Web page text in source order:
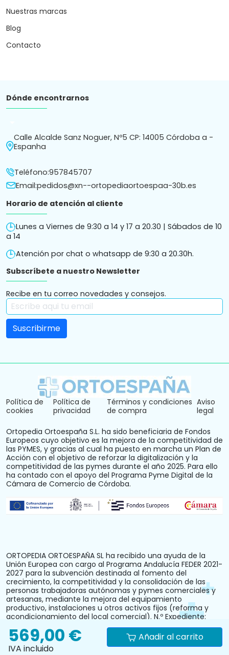
Nuestras marcas
Blog
Contacto
Dónde encontrarnos
Calle Alcalde Sanz Noguer, Nº5 CP: 14005 Córdoba a -
Espanha
Teléfono:957845707
Email:pedidos@xn--ortopediaortoespaa-30b.es
Horario de atención al cliente
Lunes a Viernes de 9:30 a 14 y 17 a 20.30 | Sábados de 10
a 14
Atención por chat o whatsapp de 9:30 a 20.30h.
Subscríbete a nuestro Newsletter
Recibe en tu correo novedades y consejos.
Política de
cookies
Política de
privacidad
Términos y condiciones
de compra
Aviso
legal
Ortopedia Ortoespaña S.L. ha sido beneficiaria de Fondos
Europeos cuyo objetivo es la mejora de la competitividad de
las PYMES, y gracias al cual ha puesto en marcha un Plan de
Acción con el objetivo de reforzar la digitalización y la
competitividad de las pymes durante el año 2025. Para ello
ha contado con el apoyo del Programa Pyme Digital de la
Cámara de Comercio de Córdoba.
ORTOPEDIA ORTOESPAÑA SL ha recibido una ayuda de la
Unión Europea con cargo al Programa Andalucía FEDER 2021-
2027 para la subvención destinada al fomento del
crecimiento, la competitividad y la consolidación de las
personas trabajadoras autónomas y pymes comerciales y
artesanas, mediante la mejora del equipamiento
productivo, instalaciones u otros activos fijos (reforma y
acondicionamiento del local comercial). N.º Expediente:
569,00 €
IVA incluido
Añadir al carrito